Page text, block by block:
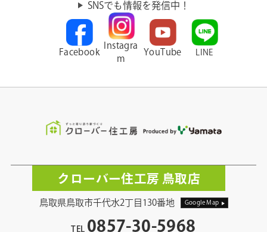
SNSでも情報を発信中！
Facebook
Instagra
m
YouTube LINE
クローバー住工房 鳥取店
鳥取県鳥取市千代水2丁目130番地 Google Map
TEL 0857-30-5968